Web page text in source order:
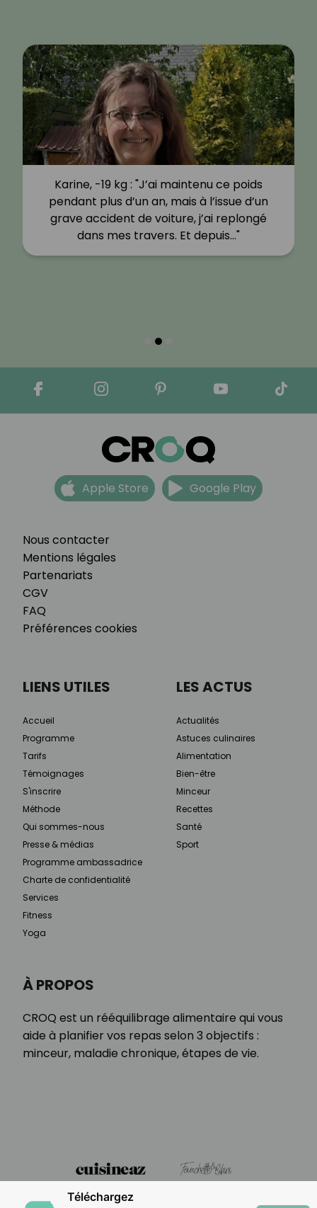
Karine, -19 kg : "J’ai maintenu ce poids
pendant plus d’un an, mais à l’issue d’un
grave accident de voiture, j’ai replongé
dans mes travers. Et depuis…"
Nous contacter
Mentions légales
Partenariats
CGV
FAQ
Préférences cookies
Apple Store Google Play
À PROPOS
CROQ est un rééquilibrage alimentaire qui vous
aide à planifier vos repas selon 3 objectifs :
minceur, maladie chronique, étapes de vie.
LIENS UTILES
Accueil
Programme
Tarifs
Témoignages
S'inscrire
Méthode
Qui sommes-nous
Presse & médias
Programme ambassadrice
Charte de confidentialité
Services
Fitness
Yoga
LES ACTUS
Actualités
Astuces culinaires
Alimentation
Bien-être
Minceur
Recettes
Santé
Sport
Téléchargez